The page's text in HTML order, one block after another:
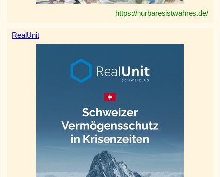
https://nurbaresistwahres.de/
RealUnit